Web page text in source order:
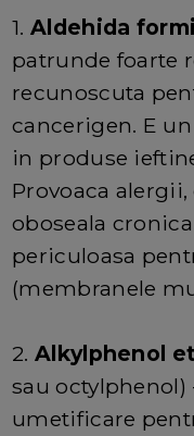
1.Aldehida
patrunde foarte
recunoscuta
cancerigen. E
in produse
Provoaca
oboseala
periculoasa
(membranele
2.Alkylphenol
sau octylphenol)
umetificare